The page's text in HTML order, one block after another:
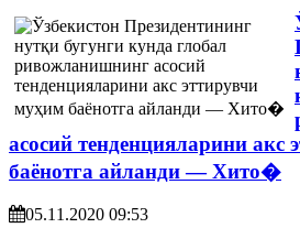
асосий тенденцияларини акс
баёнотга айланди — Хито�
05.11.2020 09:53